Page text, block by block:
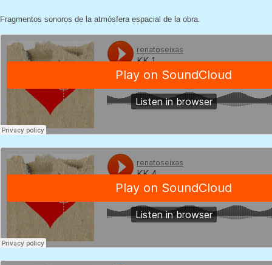
Fragmentos sonoros de la atmósfera espacial de la obra.